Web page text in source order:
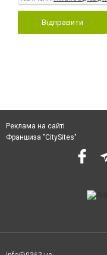
Відправити
Реклама на сайті
Франшиза "CitySites"